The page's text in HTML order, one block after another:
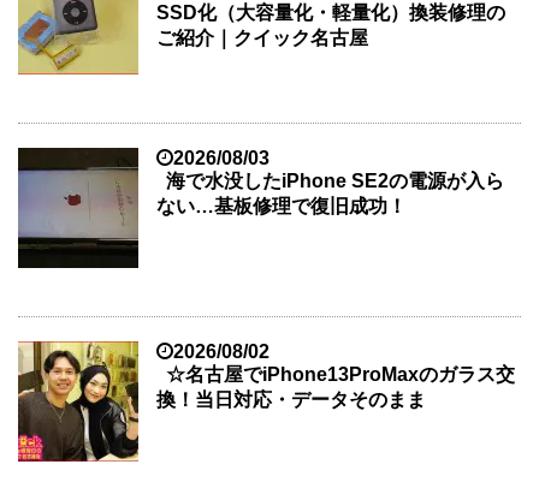
SSD化（大容量化・軽量化）換装修理の
ご紹介｜クイック名古屋
2026/08/03
海で水没したiPhone SE2の電源が入ら
ない…基板修理で復旧成功！
2026/08/02
☆名古屋でiPhone13ProMaxのガラス交
換！当日対応・データそのまま